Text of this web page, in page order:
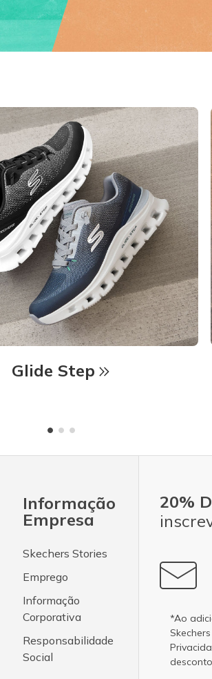
Glide Step
Informação
Empresa
Skechers Stories
Emprego
Informação
Corporativa
Responsabilidade
Social
20%
*Ao